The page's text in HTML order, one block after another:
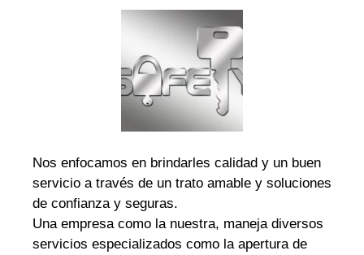
Nos enfocamos en brindarles calidad y un buen
servicio a través de un trato amable y soluciones
de confianza y seguras.
Una empresa como la nuestra, maneja diversos
servicios especializados como la apertura de